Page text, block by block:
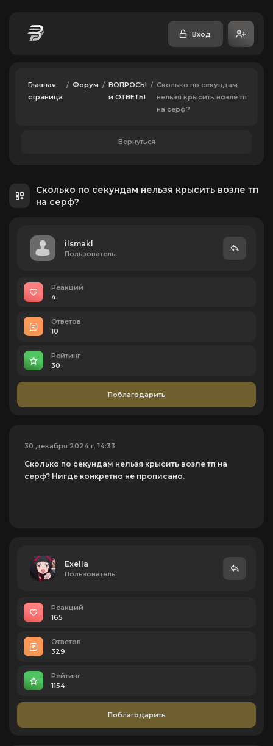
Вход
Главная
страница
/ Форум / ВОПРОСЫ
и ОТВЕТЫ
/ Сколько по секундам
нельзя крысить возле тп
на серф?
Вернуться
Сколько по секундам нельзя крысить возле тп
на серф?
ilsmakl
Пользователь
Реакций
4
Ответов
10
Рейтинг
30
Поблагодарить
30 декабря 2024 г, 14:33
Сколько по секундам нельзя крысить возле тп на
серф? Нигде конкретно не прописано.
Exella
Пользователь
Реакций
165
Ответов
329
Рейтинг
1154
Поблагодарить